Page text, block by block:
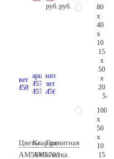
руб. руб.
Цветы
AM5840
Кварцит
АМ5703
Гранитная
плитка
80
x
40
x
10
15
x
50
x
20
100
x
50
x
10
15